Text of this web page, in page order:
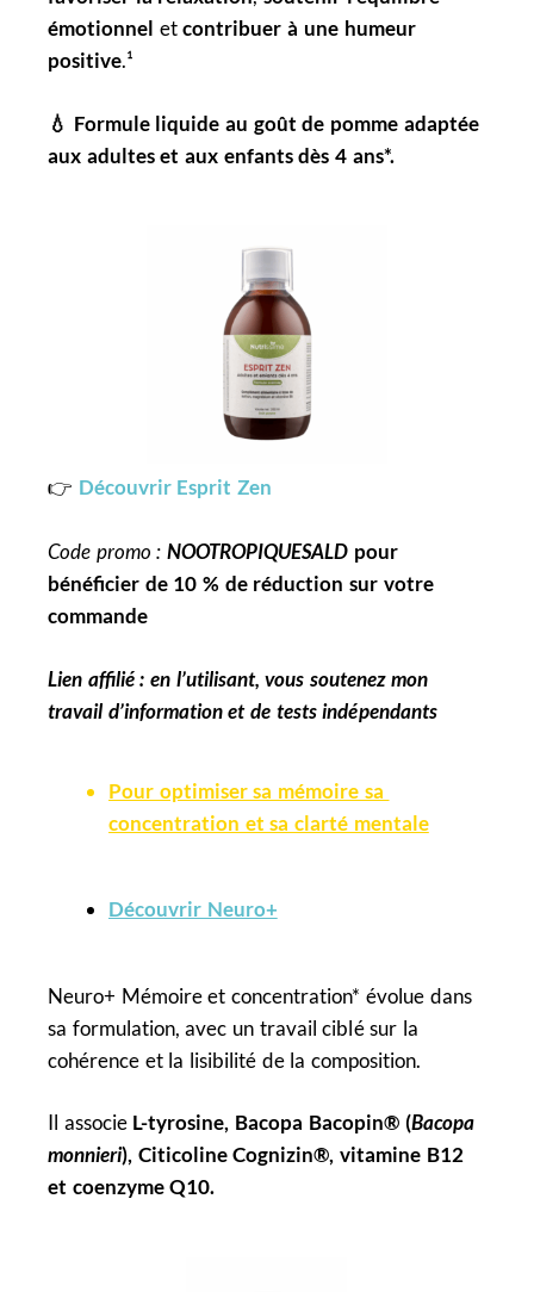
émotionnel etcontribuer à une humeur
positive.¹
💧 Formule liquide au goût de pomme adaptée
aux adultes et aux enfants dès 4 ans*.
👉 Découvrir Esprit Zen
Code promo :NOOTROPIQUESALD pour
bénéficier de 10 % de réduction sur votre
commande
Lien affilié : en l’utilisant, vous soutenez mon
travail d’information et de tests indépendants
Pour optimiser sa mémoire sa
concentration et sa clarté mentale
Découvrir Neuro+
Neuro+ Mémoire et concentration* évolue dans
sa formulation, avec un travail ciblé sur la
cohérence et la lisibilité de la composition.
Il associe L-tyrosine, Bacopa Bacopin® (Bacopa
monnieri), Citicoline Cognizin®, vitamine B12
et coenzyme Q10.